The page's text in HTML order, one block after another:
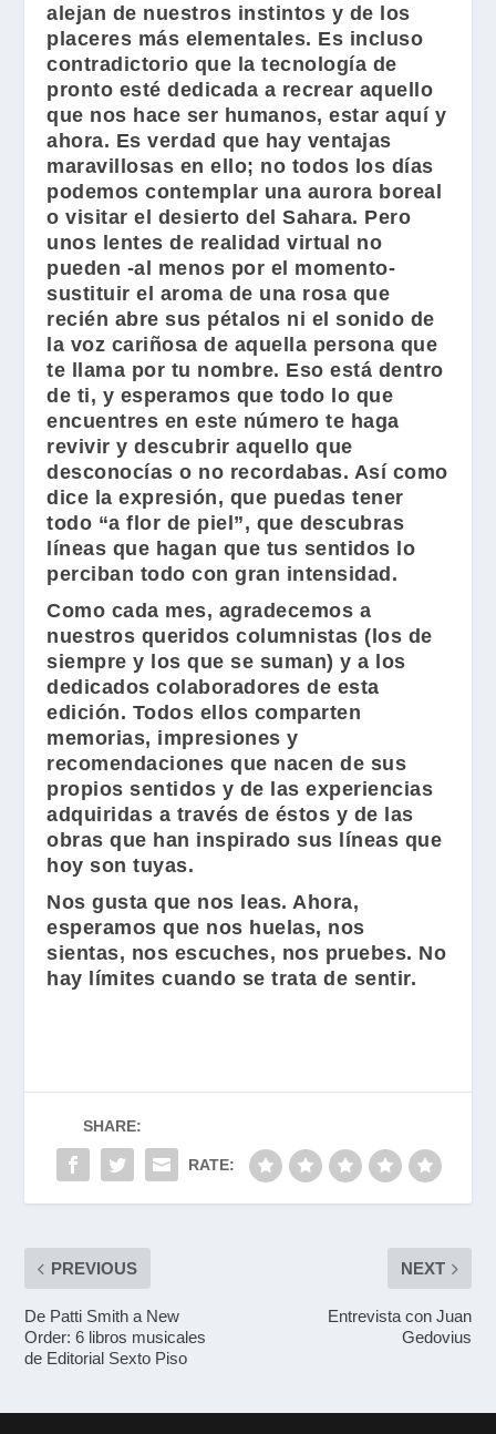
alejan de nuestros instintos y de los
placeres más elementales. Es incluso
contradictorio que la tecnología de
pronto esté dedicada a recrear aquello
que nos hace ser humanos, estar aquí y
ahora. Es verdad que hay ventajas
maravillosas en ello; no todos los días
podemos contemplar una aurora boreal
o visitar el desierto del Sahara. Pero
unos lentes de realidad virtual no
pueden -al menos por el momento-
sustituir el aroma de una rosa que
recién abre sus pétalos ni el sonido de
la voz cariñosa de aquella persona que
te llama por tu nombre. Eso está dentro
de ti, y esperamos que todo lo que
encuentres en este número te haga
revivir y descubrir aquello que
desconocías o no recordabas. Así como
dice la expresión, que puedas tener
todo “a flor de piel”, que descubras
líneas que hagan que tus sentidos lo
perciban todo con gran intensidad.
Como cada mes, agradecemos a
nuestros queridos columnistas (los de
siempre y los que se suman) y a los
dedicados colaboradores de esta
edición. Todos ellos comparten
memorias, impresiones y
recomendaciones que nacen de sus
propios sentidos y de las experiencias
adquiridas a través de éstos y de las
obras que han inspirado sus líneas que
hoy son tuyas.
Nos gusta que nos leas. Ahora,
esperamos que nos huelas, nos
sientas, nos escuches, nos pruebes. No
hay límites cuando se trata de sentir.
SHARE:
RATE:
PREVIOUS
De Patti Smith a New
Order: 6 libros musicales
de Editorial Sexto Piso
NEXT
Entrevista con Juan
Gedovius